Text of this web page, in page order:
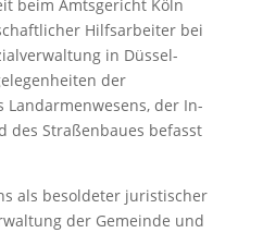
beim Amts­ge­richt Köln
Hilfs­ar­bei­ter bei
in Düs­sel­
der
Land­ar­men­we­sens, der In­
des Stra­ßen­bau­es be­fasst
als be­sol­de­ter ju­ris­ti­scher
der Ge­mein­de und